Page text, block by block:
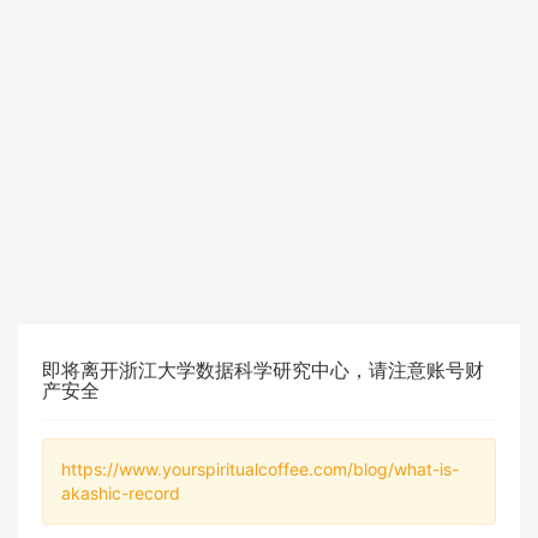
即将离开浙江大学数据科学研究中心，请注意账号财
产安全
https://www.yourspiritualcoffee.com/blog/what-is-
akashic-record